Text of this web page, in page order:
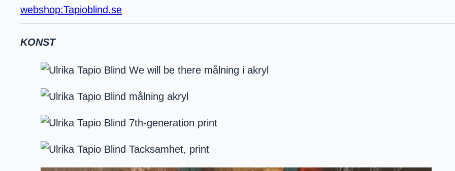
webshop:Tapioblind.se
KONST